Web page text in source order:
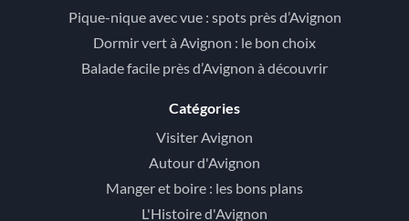
Pique-nique avec vue : spots près d’Avignon
Dormir vert à Avignon : le bon choix
Balade facile près d’Avignon à découvrir
Catégories
Visiter Avignon
Autour d'Avignon
Manger et boire : les bons plans
L'Histoire d'Avignon